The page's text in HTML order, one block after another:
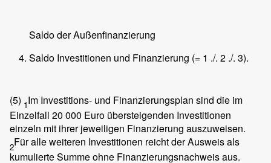
Saldo der Außenfinanzierung
Saldo Investitionen und Finanzierung (= 1 ./. 2 ./. 3).
(5) 1Im Investitions- und Finanzierungsplan sind die im
Einzelfall 20 000 Euro übersteigenden Investitionen
einzeln mit ihrer jeweiligen Finanzierung auszuweisen.
2Für alle weiteren Investitionen reicht der Ausweis als
kumulierte Summe ohne Finanzierungsnachweis aus.